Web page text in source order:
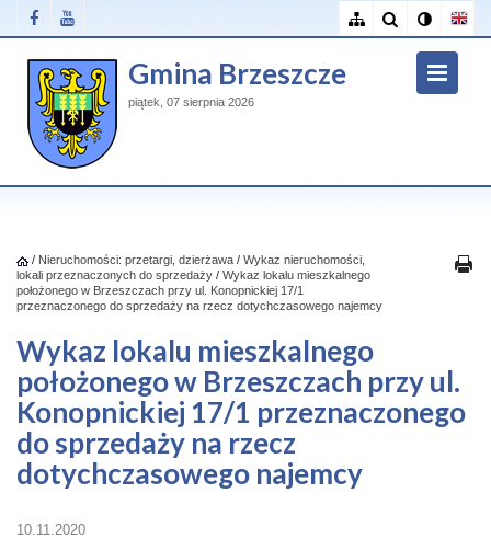
Gmina Brzeszcze
piątek, 07 sierpnia 2026
/ Nieruchomości: przetargi, dzierżawa / Wykaz nieruchomości,
lokali przeznaczonych do sprzedaży / Wykaz lokalu mieszkalnego
położonego w Brzeszczach przy ul. Konopnickiej 17/1
przeznaczonego do sprzedaży na rzecz dotychczasowego najemcy
Wykaz lokalu mieszkalnego
położonego w Brzeszczach przy ul.
Konopnickiej 17/1 przeznaczonego
do sprzedaży na rzecz
dotychczasowego najemcy
10.11.2020